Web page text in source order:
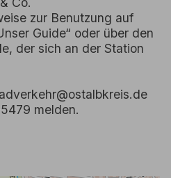
zur Benutzung auf
Guide“ oder über den
der sich an der Station
melden.